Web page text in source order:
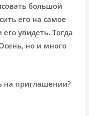
большой
его на самое
увидеть. Тогда
но и много
на приглашении?